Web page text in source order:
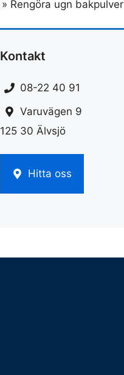
» Rengöra ugn bakpulver
Kontakt
08-22 40 91
Varuvägen 9
125 30 Älvsjö
Hitta oss